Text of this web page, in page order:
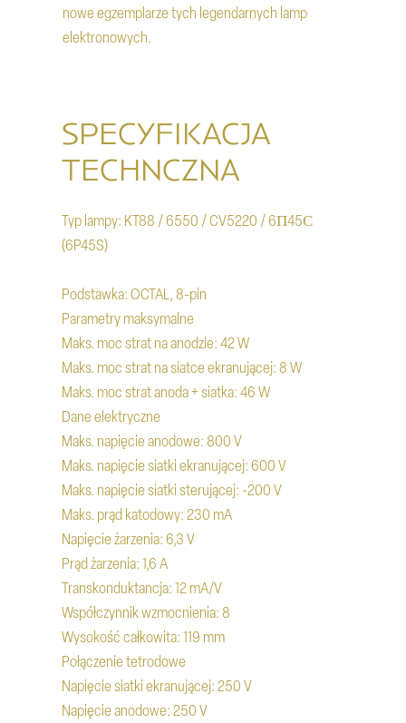
nowe egzemplarze tych legendarnych lamp
elektronowych.
SPECYFIKACJA
TECHNCZNA
Typ lampy: KT88 / 6550 / CV5220 / 6П45С
(6P45S)
Podstawka: OCTAL, 8-pin
Parametry maksymalne
Maks. moc strat na anodzie: 42 W
Maks. moc strat na siatce ekranującej: 8 W
Maks. moc strat anoda + siatka: 46 W
Dane elektryczne
Maks. napięcie anodowe: 800 V
Maks. napięcie siatki ekranującej: 600 V
Maks. napięcie siatki sterującej: ~200 V
Maks. prąd katodowy: 230 mA
Napięcie żarzenia: 6,3 V
Prąd żarzenia: 1,6 A
Transkonduktancja: 12 mA/V
Współczynnik wzmocnienia: 8
Wysokość całkowita: 119 mm
Połączenie tetrodowe
Napięcie siatki ekranującej: 250 V
Napięcie anodowe: 250 V